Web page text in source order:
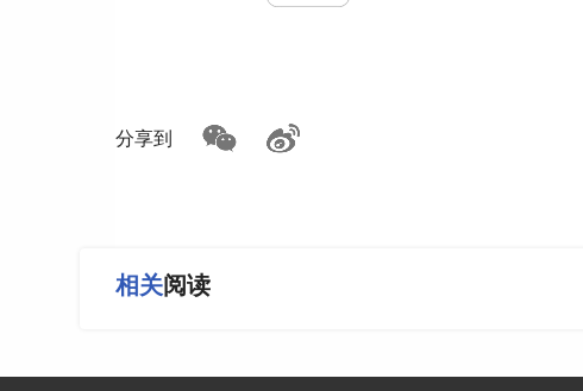
这笔蓝碳拍卖交易的背后，一方面是海洋碳汇核算
首个跨省共建的蓝碳生态碳账户，实现“标准共建、区
9笔、总量超6000吨的海藻碳汇交易，总金额超45万元
分享到
相关阅读